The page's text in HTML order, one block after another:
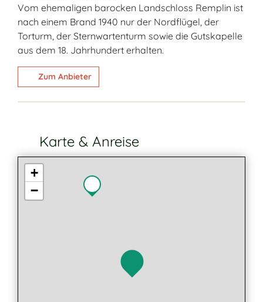
Vom ehemaligen barocken Landschloss Remplin ist
nach einem Brand 1940 nur der Nordflügel, der
Torturm, der Sternwartenturm sowie die Gutskapelle
aus dem 18. Jahrhundert erhalten.
Zum Anbieter
Karte & Anreise
+
−